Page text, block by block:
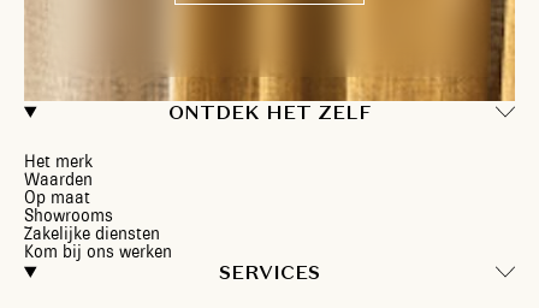
ONTDEK HET ZELF
Het merk
Waarden
Op maat
Showrooms
Zakelijke diensten
Kom bij ons werken
SERVICES